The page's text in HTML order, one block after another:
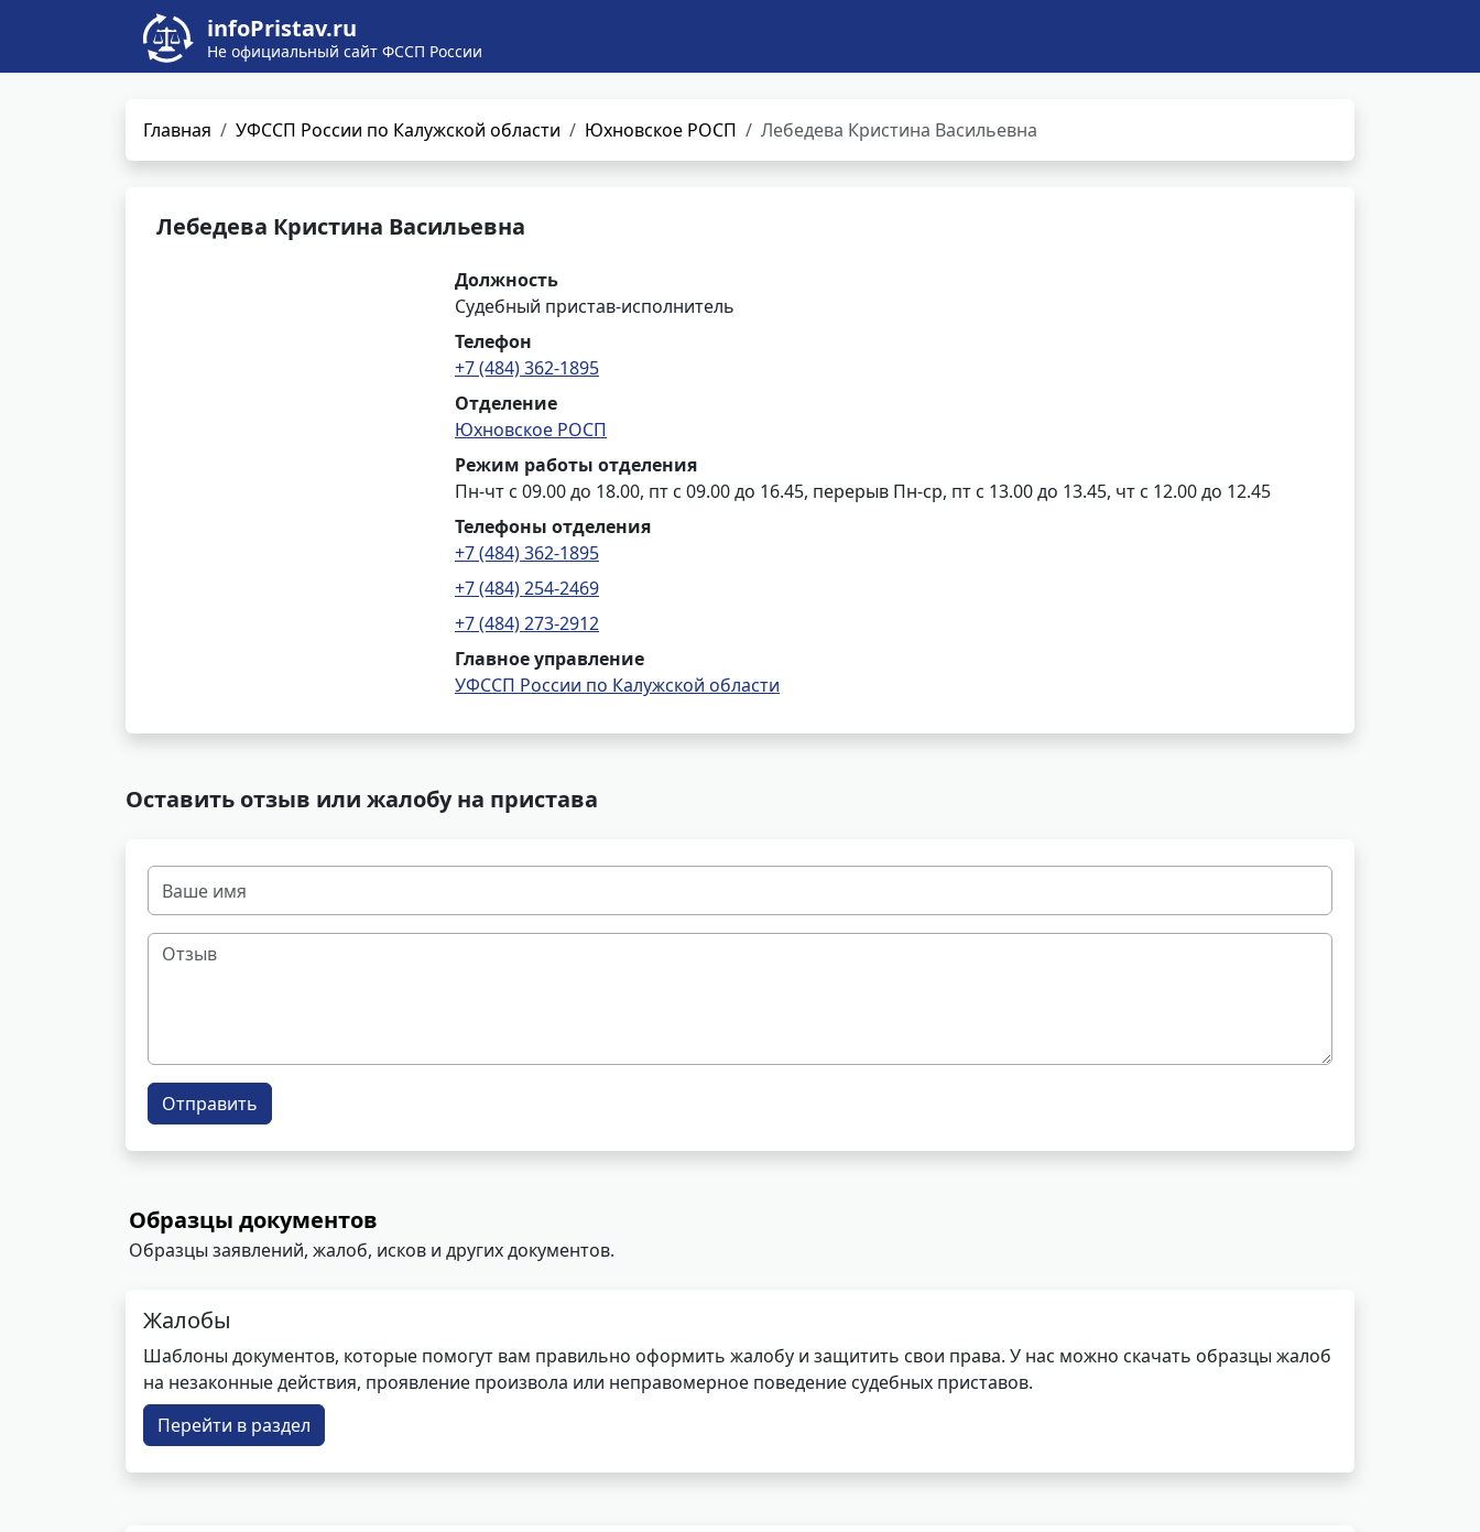
infoPristav.ru
Не официальный сайт ФССП России
Главная УФССП России по Калужской области Юхновское РОСП Лебедева Кристина Васильевна
Лебедева Кристина Васильевна
Должность
Судебный пристав-исполнитель
Телефон
+7 (484) 362-1895
Отделение
Юхновское РОСП
Режим работы отделения
Пн-чт с 09.00 до 18.00, пт с 09.00 до 16.45, перерыв Пн-ср, пт с 13.00 до 13.45, чт с 12.00 до 12.45
Телефоны отделения
+7 (484) 362-1895
+7 (484) 254-2469
+7 (484) 273-2912
Главное управление
УФССП России по Калужской области
Оставить отзыв или жалобу на пристава
Отправить
Образцы документов
Образцы заявлений, жалоб, исков и других документов.
Жалобы
Шаблоны документов, которые помогут вам правильно оформить жалобу и защитить свои права. У нас можно скачать образцы жалоб
на незаконные действия, проявление произвола или неправомерное поведение судебных приставов.
Перейти в раздел